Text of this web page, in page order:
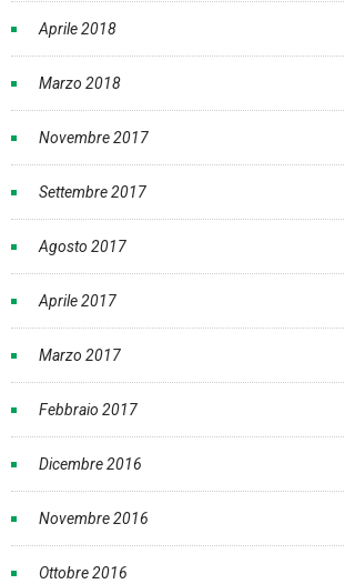
Aprile 2018
Marzo 2018
Novembre 2017
Settembre 2017
Agosto 2017
Aprile 2017
Marzo 2017
Febbraio 2017
Dicembre 2016
Novembre 2016
Ottobre 2016